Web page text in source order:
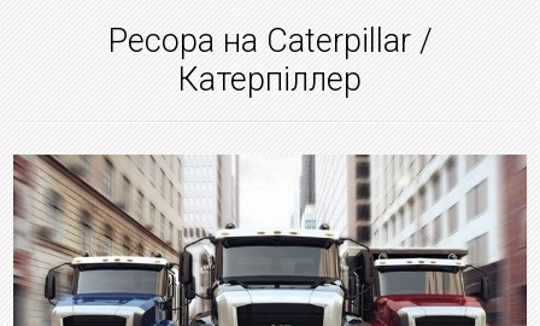
Ресора на Caterpillar /
Катерпіллер